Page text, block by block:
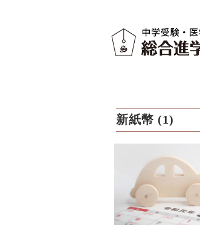
新紙幣 (1)